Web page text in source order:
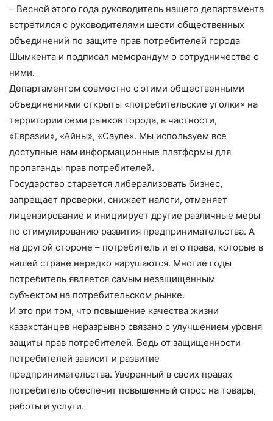
– Весной этого года руководитель нашего департамента
встретился с руководителями шести общественных
объединений по защите прав потребителей города
Шымкента и подписал меморандум о сотрудничестве с
ними.
Департаментом совместно с этими общественными
объединениями открыты «потребительские уголки» на
территории семи рынков города, в частности,
«Евразии», «Айны», «Сауле». Мы используем все
доступные нам информационные платформы для
пропаганды прав потребителей.
Государство старается либерализовать бизнес,
запрещает проверки, снижает налоги, отменяет
лицензирование и инициирует другие различные меры
по стимулированию развития предпринимательства. А
на другой стороне – потребитель и его права, которые в
нашей стране нередко нарушаются. Многие годы
потребитель является самым незащищенным
субъектом на потребительском рынке.
И это при том, что повышение качества жизни
казахстанцев неразрывно связано с улучшением уровня
защиты прав потребителей. Ведь от защищенности
потребителей зависит и развитие
предпринимательства. Уверенный в своих правах
потребитель обеспечит повышенный спрос на товары,
работы и услуги.